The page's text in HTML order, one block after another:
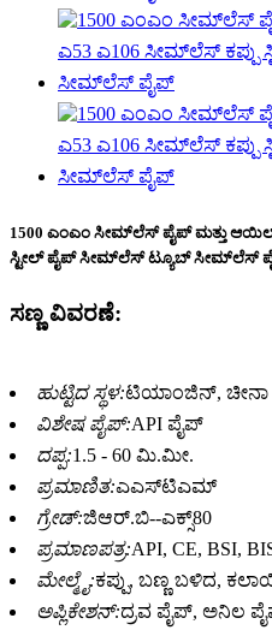
1500 ಎಂಎಂ ಸೀಮ್‌ಲೆಸ್ ಪೈಪ್ ಮತ್ತು
ಸ್ಟೀಲ್ ಪೈಪ್ ಸೀಮ್‌ಲೆಸ್ ಟ್ಯೂಬ್ ಸೀಮ್‌ಲೆಸ್
ಸಣ್ಣ ವಿವರಣೆ:
ಹುಟ್ಟಿದ ಸ್ಥಳ:ಟಿಯಾಂಜಿನ್, ಚೀನಾ
ವಿಶೇಷ ಪೈಪ್:API ಪೈಪ್
ದಪ್ಪ:1.5 - 60 ಮಿ.ಮೀ.
ಪ್ರಮಾಣಿತ:ಎಎಸ್‌ಟಿಎಮ್
ಗ್ರೇಡ್:ಜಿಆರ್.ಬಿ--ಎಕ್ಸ್80
ಪ್ರಮಾಣಪತ್ರ:API, CE, BSI,
ಮೇಲ್ಮೈ:ಕಪ್ಪು, ಬಣ್ಣ ಬಳಿದ,
ಅಪ್ಲಿಕೇಶನ್:ದ್ರವ ಪೈಪ್, ಅನಿಲ